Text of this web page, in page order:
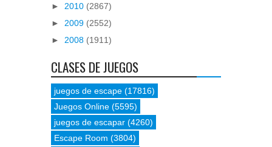
► 2010 (2867)
► 2009 (2552)
► 2008 (1911)
CLASES DE JUEGOS
juegos de escape (17816)
Juegos Online (5595)
juegos de escapar (4260)
Escape Room (3804)